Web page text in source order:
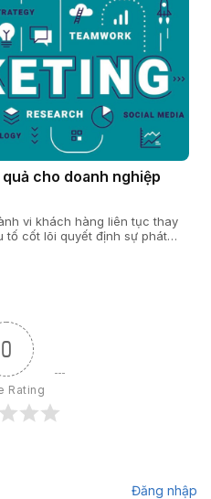
cho doanh nghiệp
vi khách hàng liên tục thay
tố cốt lõi quyết định sự phát
pháp marketing hiệu quả nằm
hàng, xây dựng chiến lược
0
Rating
Đăng nhập